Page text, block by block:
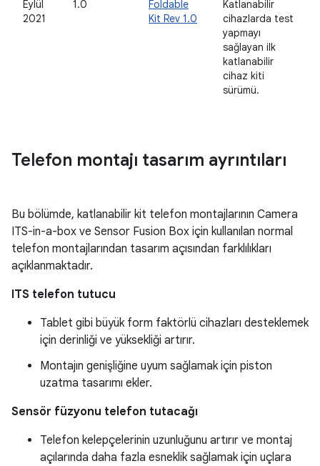
Eylül
2021
1.0
Foldable
Kit Rev 1.0
Katlanabilir
cihazlarda test
yapmayı
sağlayan ilk
katlanabilir
cihaz kiti
sürümü.
Telefon montajı tasarım ayrıntıları
Bu bölümde, katlanabilir kit telefon montajlarının Camera
ITS-in-a-box ve Sensor Fusion Box için kullanılan normal
telefon montajlarından tasarım açısından farklılıkları
açıklanmaktadır.
ITS telefon tutucu
Tablet gibi büyük form faktörlü cihazları desteklemek
için derinliği ve yüksekliği artırır.
Montajın genişliğine uyum sağlamak için piston
uzatma tasarımı ekler.
Sensör füzyonu telefon tutacağı
Telefon kelepçelerinin uzunluğunu artırır ve montaj
açılarında daha fazla esneklik sağlamak için uçlara